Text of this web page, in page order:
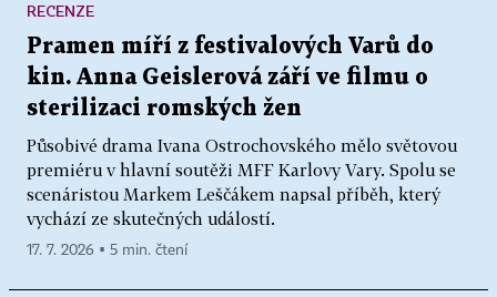
Pramen míří z festivalových Varů do
kin. Anna Geislerová září ve filmu o
sterilizaci romských žen
Působivé drama Ivana Ostrochovského mělo světovou
premiéru v hlavní soutěži MFF Karlovy Vary. Spolu se
scenáristou Markem Leščákem napsal příběh, který
vychází ze skutečných událostí.
RECENZE
17. 7. 2026 ▪ 5 min. čtení